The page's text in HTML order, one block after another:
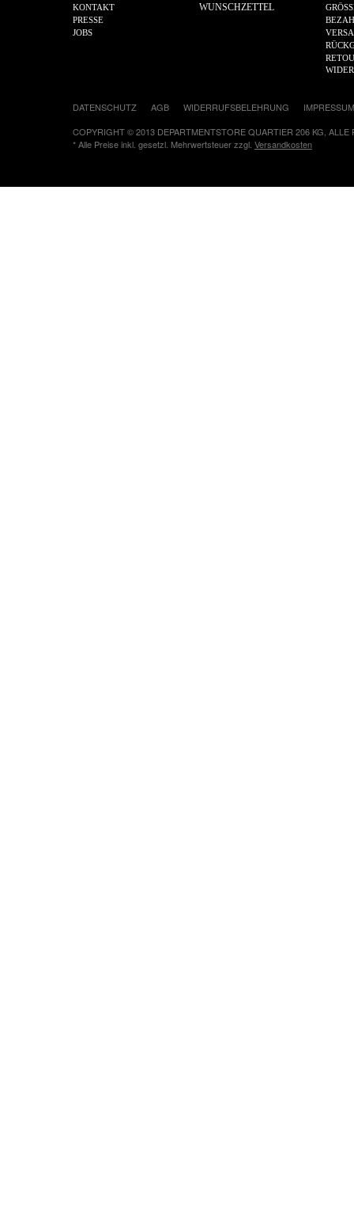
KONTAKT
PRESSE
JOBS
WUNSCHZETTEL
DATENSCHUTZ AGB WIDERRUFSBELEHRUNG
IMPRESSUM
COPYRIGHT © 2013 DEPARTMENTSTORE QUARTIER 206 KG, ALLE
* Alle Preise inkl. gesetzl. Mehrwertsteuer zzgl. Versandkosten